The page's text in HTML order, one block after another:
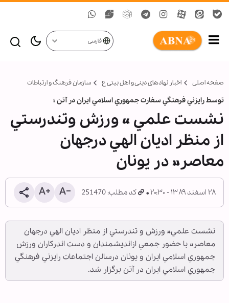
فارسی
صفحه اصلی اخبار نهادهای دینی و اهل بیتی ع سازمان فرهنگ و ارتباطات
توسط رايزني فرهنگي سفارت جمهوري اسلامي ايران در آتن ؛
نشست علمي « ورزش وتندرستي
از منظر اديان الهي درجهان
معاصر» در يونان
۲۸ اسفند ۱۳۸۹ - ۲۰:۳۰ کد مطلب: 251470
نشست علمي« ورزش و تندرستي از منظر اديان الهي درجهان
معاصر» با حضور جمعي ازانديشمندان و دست اندركاران ورزش
جمهوري اسلامي ايران و يونان درسالن اجتماعات رايزني فرهنگي
جمهوري اسلامي ايران در آتن برگزار شد.